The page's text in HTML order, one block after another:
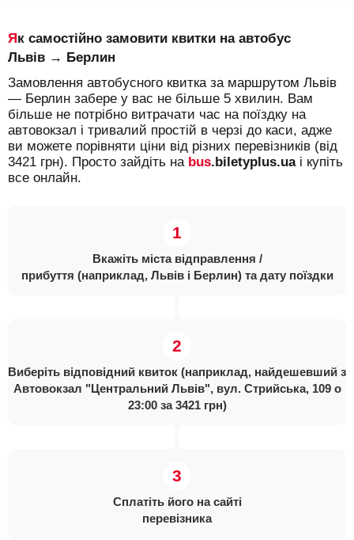
Як самостійно замовити квитки на автобус
Львів → Берлин
Замовлення автобусного квитка за маршрутом Львів
— Берлин забере у вас не більше 5 хвилин. Вам
більше не потрібно витрачати час на поїздку на
автовокзал і тривалий простій в черзі до каси, адже
ви можете порівняти ціни від різних перевізників (від
3421 грн). Просто зайдіть на bus.biletyplus.uaі купіть
все онлайн.
Вкажіть міста відправлення /
прибуття (наприклад, Львів і Берлин) та дату поїздки
Виберіть відповідний квиток (наприклад, найдешевший з
Автовокзал "Центральний Львів", вул. Стрийська, 109 о
23:00 за 3421 грн)
Сплатіть його на сайті
перевізника